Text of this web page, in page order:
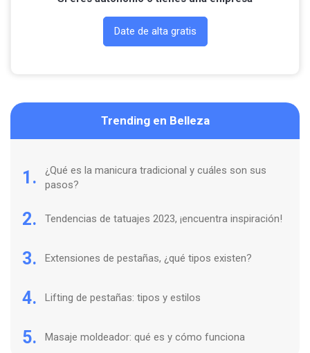
Date de alta gratis
Trending en Belleza
1.
¿Qué es la manicura tradicional y cuáles son sus
pasos?
2. Tendencias de tatuajes 2023, ¡encuentra inspiración!
3. Extensiones de pestañas, ¿qué tipos existen?
4. Lifting de pestañas: tipos y estilos
5. Masaje moldeador: qué es y cómo funciona